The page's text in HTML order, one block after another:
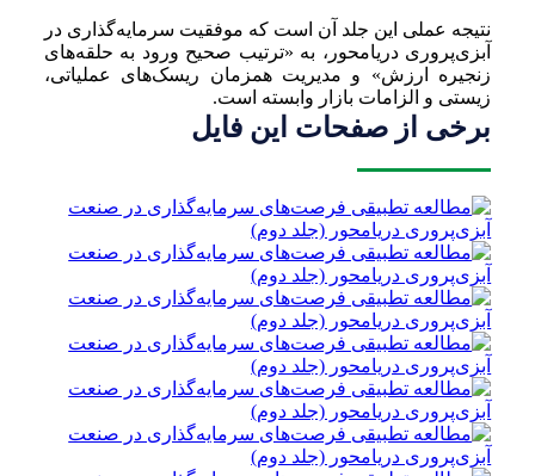
نتیجه عملی این جلد آن است که موفقیت سرمایه‌گذاری در
آبزی‌پروری دریامحور، به «ترتیب صحیح ورود به حلقه‌های
زنجیره ارزش» و مدیریت همزمان ریسک‌های عملیاتی،
زیستی و الزامات بازار وابسته است.
برخی از صفحات این فایل